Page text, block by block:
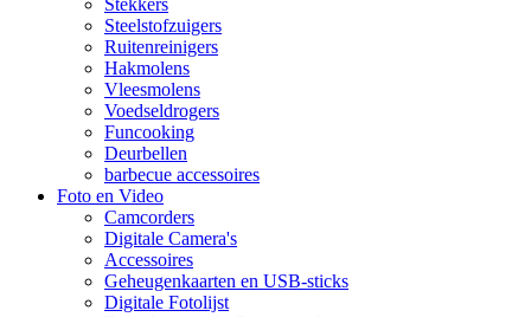
Stekkers
Steelstofzuigers
Ruitenreinigers
Hakmolens
Vleesmolens
Voedseldrogers
Funcooking
Deurbellen
barbecue accessoires
Foto en Video
Camcorders
Digitale Camera's
Accessoires
Geheugenkaarten en USB-sticks
Digitale Fotolijst